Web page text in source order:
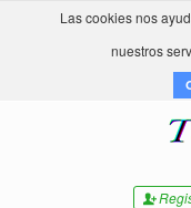
Las cookies nos
nuestros